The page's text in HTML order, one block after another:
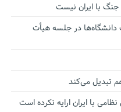
با ایران نیست
دانشگاه‌ها در جلسه هیأت
تبدیل می‌کند
با ایران ارایه نکرده است